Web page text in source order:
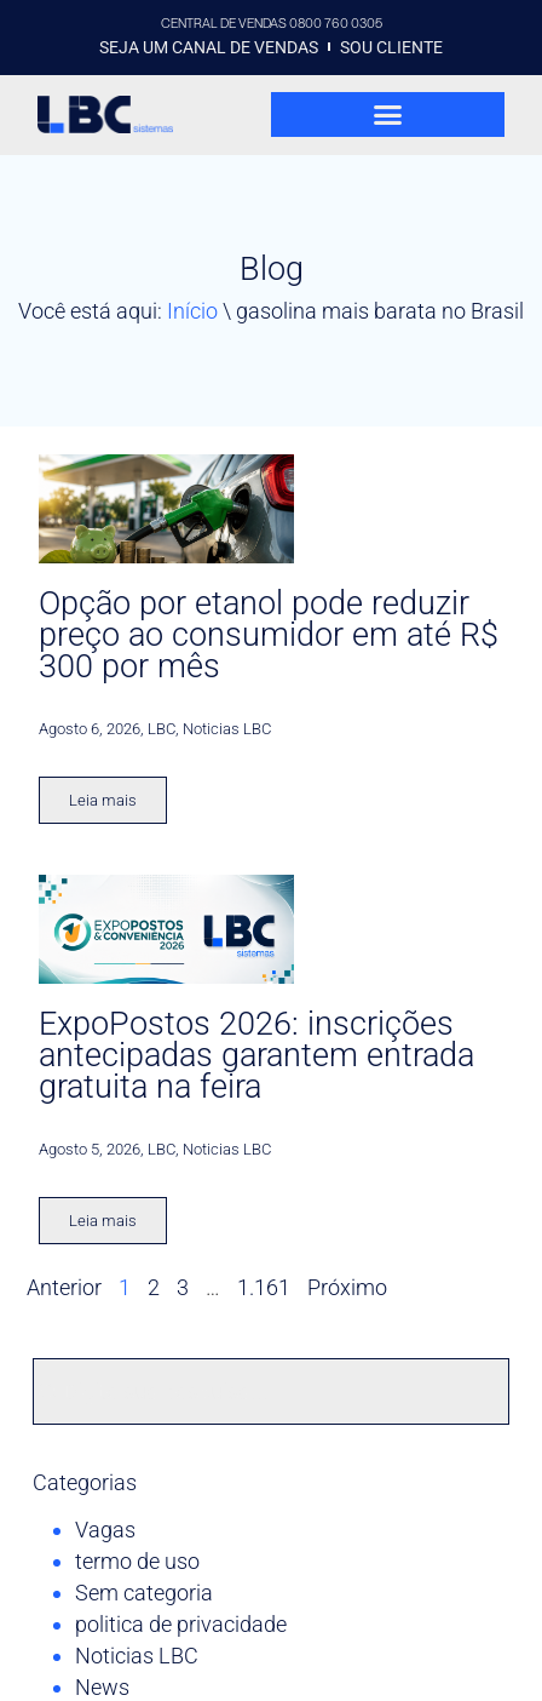
CENTRAL DE VENDAS 0800 760 0305
SEJA UM CANAL DE VENDAS SOU CLIENTE
Blog
Você está aqui: Início\ gasolina mais barata no Brasil
Opção por etanol pode reduzir
preço ao consumidor em até R$
300 por mês
Agosto 6, 2026 LBC Noticias LBC
Leia mais
ExpoPostos 2026: inscrições
antecipadas garantem entrada
gratuita na feira
Agosto 5, 2026 LBC Noticias LBC
Leia mais
Anterior 1 2 3 … 1.161 Próximo
Categorias
Vagas
termo de uso
Sem categoria
politica de privacidade
Noticias LBC
News